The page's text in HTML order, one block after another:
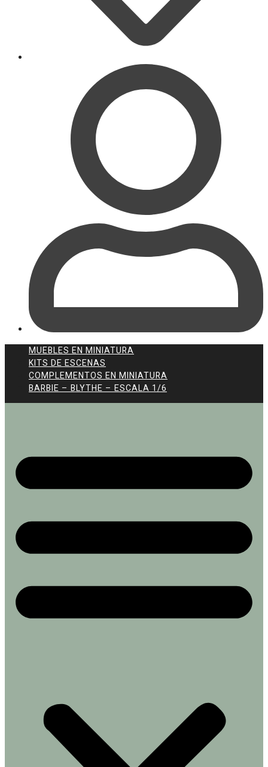
MUEBLES EN MINIATURA
KITS DE ESCENAS
COMPLEMENTOS EN MINIATURA
BARBIE – BLYTHE – ESCALA 1/6